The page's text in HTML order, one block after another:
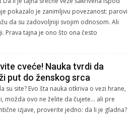
pokazalo je zanimljivu povezanost: parovi
da su zadovoljniji svojim odnosom. Ali
Prava tajna je ono što ona često
cveće! Nauka tvrdi da
put do ženskog srca
su site? Evo šta nauka otkriva o vezi hrane,
možda ovo ne želite da čujete… ali pre
izjave, proverite jedno: da li je gladna?